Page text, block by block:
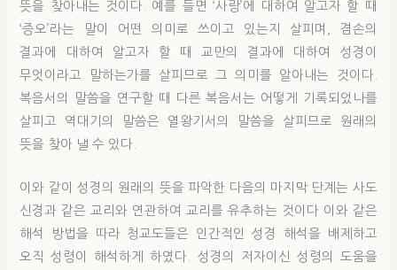
뜻을 찾아내는 것이다. 예를 들면 ‘사랑’에 대하여 알고자 할 때
‘증오’라는 말이 어떤 의미로 쓰이고 있는지 살피며, 겸손의
결과에 대하여 알고자 할 때 교만의 결과에 대하여 성경이
무엇이라고 말하는가를 살피므로 그 의미를 알아내는 것이다.
복음서의 말씀을 연구할 때 다른 복음서는 어떻게 기록되었나를
살피고 역대기의 말씀은 열왕기서의 말씀을 살피므로 원래의
뜻을 찾아 낼 수 있다.
이와 같이 성경의 원래의 뜻을 파악한 다음의 마지막 단계는 사도
신경과 같은 교리와 연관하여 교리를 유추하는 것이다 이와 같은
해석 방법을 따라 청교도들은 인간적인 성경 해석을 배제하고
오직 성령이 해석하게 하였다. 성경의 저자이신 성령의 도움을